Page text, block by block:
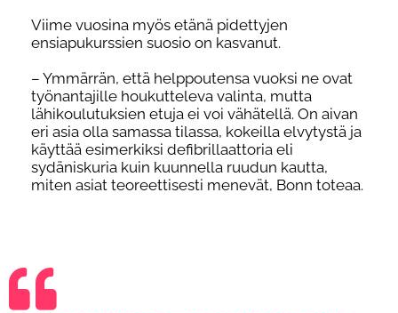
Viime vuosina myös etänä pidettyjen
ensiapukurssien suosio on kasvanut.
– Ymmärrän, että helppoutensa vuoksi ne ovat
työnantajille houkutteleva valinta, mutta
lähikoulutuksien etuja ei voi vähätellä. On aivan
eri asia olla samassa tilassa, kokeilla elvytystä ja
käyttää esimerkiksi defibrillaattoria eli
sydäniskuria kuin kuunnella ruudun kautta,
miten asiat teoreettisesti menevät, Bonn toteaa.